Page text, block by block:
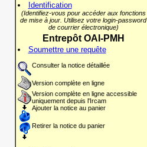
Identification
(Identifiez-vous pour accéder aux fonctions
de mise à jour. Utilisez votre login-password
de courrier électronique)
Entrepôt OAI-PMH
Soumettre une requête
Consulter la notice détaillée
Version complète en ligne
Version complète en ligne accessible
uniquement depuis l'Ircam
Ajouter la notice au panier
Retirer la notice du panier